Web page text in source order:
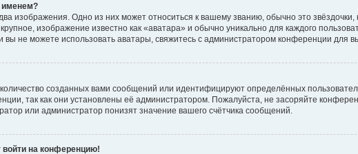
именем?
изображения. Одно из них может относиться к вашему званию, обычно это
изображение известно как «аватара» и обычно уникально для каждого
вы не можете использовать аватары, свяжитесь с администратором конференции для
созданных вами сообщений или идентифицируют определённых
так как они установлены её администратором. Пожалуйста, не засоряйте
или администратор понизят значение вашего счётчика сообщений.
на конференцию!